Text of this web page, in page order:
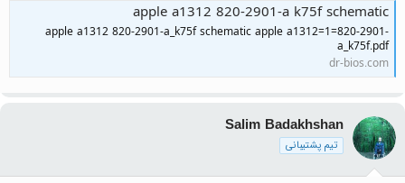
apple a1312 820-2901-a k75f schematic
apple a1312 820-2901-a_k75f schematic apple a1312=1=820-2901-
a_k75f.pdf
dr-bios.com
Salim Badakhshan
تیم پشتیبانی